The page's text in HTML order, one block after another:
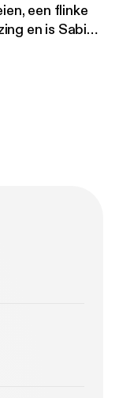
een flinke
en is Sabine